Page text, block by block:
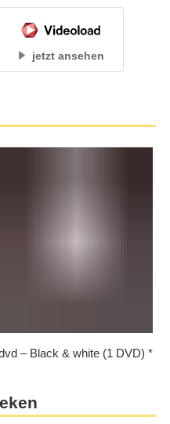
jetzt ansehen
– Black & white (1 DVD)